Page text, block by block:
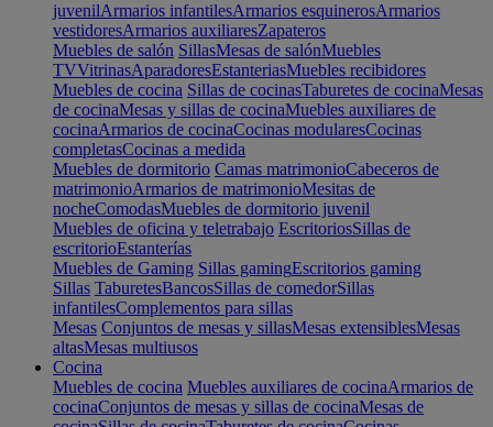
juvenilArmarios infantilesArmarios esquinerosArmarios
vestidoresArmarios auxiliaresZapateros
Muebles de salón SillasMesas de salónMuebles
TVVitrinasAparadoresEstanteriasMuebles recibidores
Muebles de cocina Sillas de cocinasTaburetes de cocinaMesas
de cocinaMesas y sillas de cocinaMuebles auxiliares de
cocinaArmarios de cocinaCocinas modularesCocinas
completasCocinas a medida
Muebles de dormitorio Camas matrimonioCabeceros de
matrimonioArmarios de matrimonioMesitas de
nocheComodasMuebles de dormitorio juvenil
Muebles de oficina y teletrabajo EscritoriosSillas de
escritorioEstanterías
Muebles de Gaming Sillas gamingEscritorios gaming
Sillas TaburetesBancosSillas de comedorSillas
infantilesComplementos para sillas
Mesas Conjuntos de mesas y sillasMesas extensiblesMesas
altasMesas multiusos
Cocina
Muebles de cocina Muebles auxiliares de cocinaArmarios de
cocinaConjuntos de mesas y sillas de cocinaMesas de